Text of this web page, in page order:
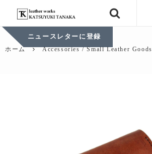
ニュースレターに登録
ホーム Accessories / Small Leather Goods